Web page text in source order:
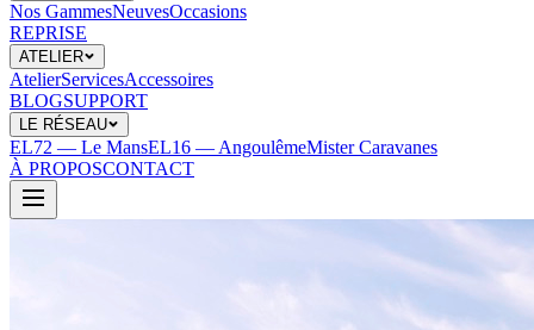
Nos GammesNeuvesOccasions
REPRISE
ATELIER
AtelierServicesAccessoires
BLOGSUPPORT
LE RÉSEAU
EL72 — Le MansEL16 — AngoulêmeMister Caravanes
À PROPOSCONTACT